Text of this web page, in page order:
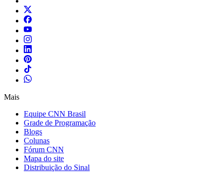
Mais
Equipe CNN Brasil
Grade de Programação
Blogs
Colunas
Fórum CNN
Mapa do site
Distribuição do Sinal